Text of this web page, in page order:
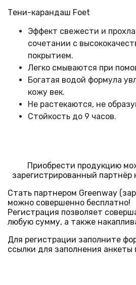
Тени-карандаш Foet
Эффект свежести и
сочетании с
покрытием.
Легко смываются при
Богатая водой формула
кожу век.
Не растекаются, не
Стойкость до 9 часов.
Приобрести продукцию
зарегистрированный партнёр
Стать партнером Greenway
можно совершенно бесплатно!
Регистрация позволяет
любую сумму, а также
Для регистрации заполните
ссылки для заполнения анкеты